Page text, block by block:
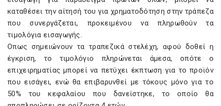
καταθέσει την αίτησή του για χρηματοδότηση στην τράπεζα
που συνεργάζεται, προκειμένου να πληρωθούν τα
τιμολόγια εισαγωγής.
Οπως σημειώνουν τα τραπεζικά στελέχη, αφού δοθεί η
έγκριση, το τιμολόγιο πληρώνεται άμεσα, οπότε ο
επιχειρηματίας μπορεί να πετύχει έκπτωση για το προϊόν
που εισάγει, ενώ θα επιβαρυνθεί με τόκους μόνο για το
50% του κεφαλαίου που δανείστηκε, το οποίο θα